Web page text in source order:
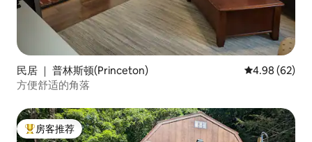
民居 ｜ 普林斯顿(Princeton) 平均评分 4.98
4.98 (62)
方便舒适的角落
热门「房客推荐」
房客推荐